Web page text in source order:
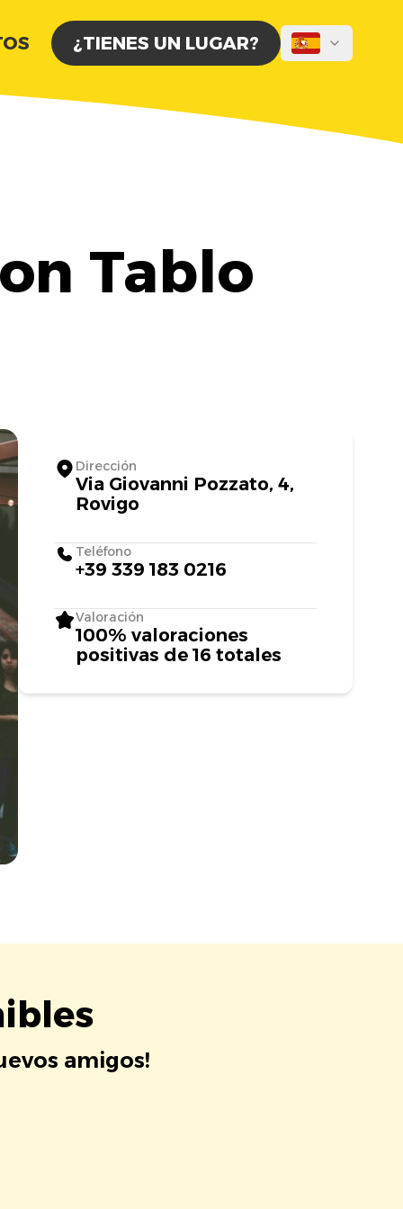
¿TIENES UN LUGAR?
Tablo
Dirección
Via Giovanni Pozzato, 4,
Rovigo
Teléfono
+39 339 183 0216
Valoración
100% valoraciones
positivas de 16 totales
amigos!